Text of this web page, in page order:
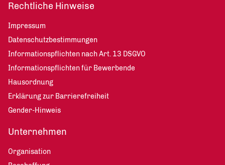
Rechtliche Hinweise
Impressum
Datenschutzbestimmungen
Informationspflichten nach Art. 13 DSGVO
Informationspflichten für Bewerbende
Hausordnung
Erklärung zur Barrierefreiheit
Gender-Hinweis
Unternehmen
Organisation